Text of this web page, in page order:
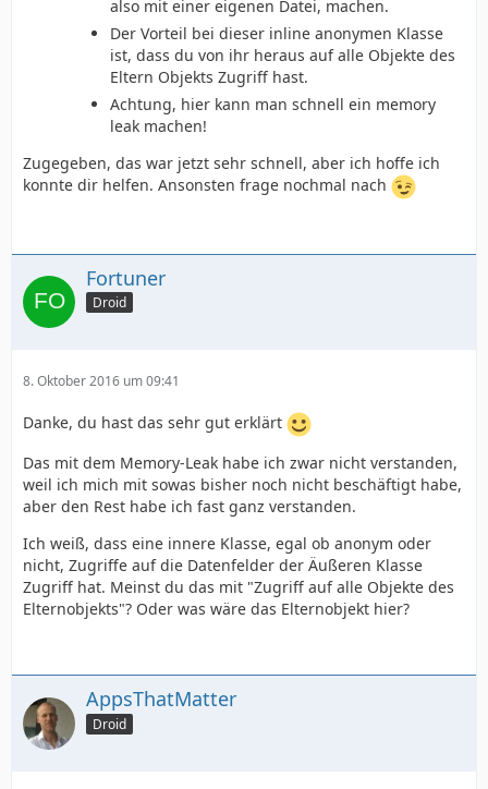
also mit einer eigenen Datei, machen.
Der Vorteil bei dieser inline anonymen Klasse
ist, dass du von ihr heraus auf alle Objekte des
Eltern Objekts Zugriff hast.
Achtung, hier kann man schnell ein memory
leak machen!
Zugegeben, das war jetzt sehr schnell, aber ich hoffe ich
konnte dir helfen. Ansonsten frage nochmal nach
Fortuner
Droid
8. Oktober 2016 um 09:41
Danke, du hast das sehr gut erklärt
Das mit dem Memory-Leak habe ich zwar nicht verstanden,
weil ich mich mit sowas bisher noch nicht beschäftigt habe,
aber den Rest habe ich fast ganz verstanden.
Ich weiß, dass eine innere Klasse, egal ob anonym oder
nicht, Zugriffe auf die Datenfelder der Äußeren Klasse
Zugriff hat. Meinst du das mit "Zugriff auf alle Objekte des
Elternobjekts"? Oder was wäre das Elternobjekt hier?
AppsThatMatter
Droid